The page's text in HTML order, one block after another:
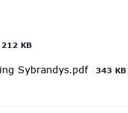
212 KB
Sybrandys.pdf 343 KB